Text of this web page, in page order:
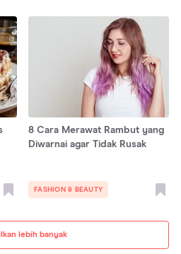
lebih banyak
8 Cara Merawat Rambut yang
Diwarnai agar Tidak Rusak
FASHION & BEAUTY